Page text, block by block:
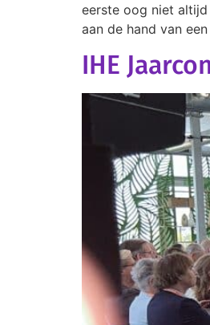
eerste oog niet altijd
aan de hand van
IHE